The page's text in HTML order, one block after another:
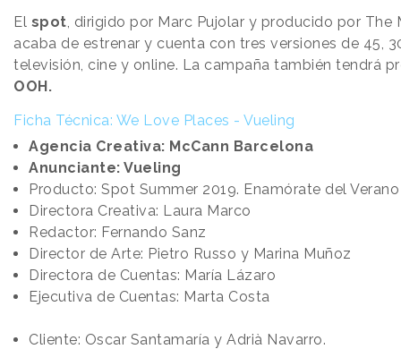
El spot , dirigido por Marc Pujolar y producido por The
acaba de estrenar y cuenta con tres versiones de 45,
televisión, cine y online. La campaña también tendrá
OOH.
Ficha Técnica: We Love Places - Vueling
Agencia Creativa: McCann Barcelona
Anunciante: Vueling
Producto: Spot Summer 2019. Enamórate del Verano
Directora Creativa: Laura Marco
Redactor: Fernando Sanz
Director de Arte: Pietro Russo y Marina Muñoz
Directora de Cuentas: María Lázaro
Ejecutiva de Cuentas: Marta Costa
Cliente: Oscar Santamaría y Adrià Navarro.